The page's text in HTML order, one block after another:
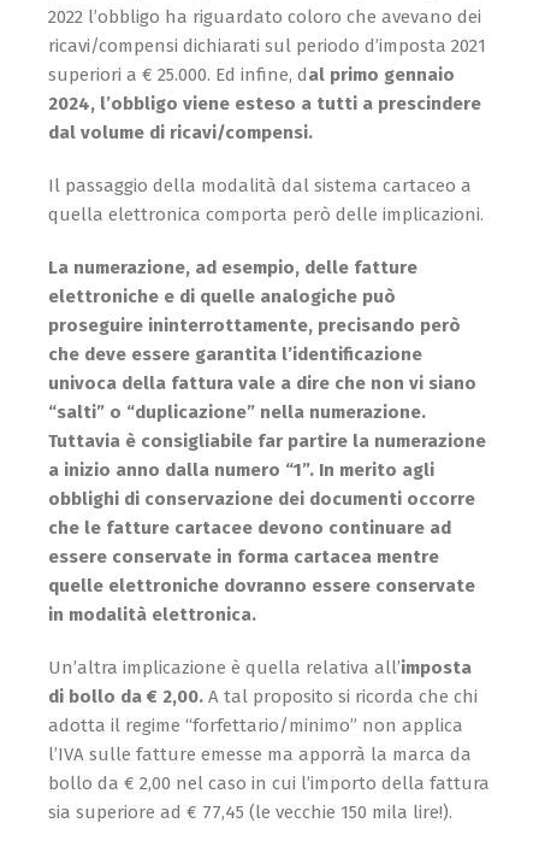
2022 l’obbligo ha riguardato coloro che avevano dei
ricavi/compensi dichiarati sul periodo d’imposta 2021
superiori a € 25.000. Ed infine, dal primo gennaio
2024, l’obbligo viene esteso a tutti a prescindere
dal volume di ricavi/compensi.
Il passaggio della modalità dal sistema cartaceo a
quella elettronica comporta però delle implicazioni.
La numerazione, ad esempio, delle fatture
elettroniche e di quelle analogiche può
proseguire ininterrottamente, precisando però
che deve essere garantita l’identificazione
univoca della fattura vale a dire che non vi siano
“salti” o “duplicazione” nella numerazione.
Tuttavia è consigliabile far partire la numerazione
a inizio anno dalla numero “1”. In merito agli
obblighi di conservazione dei documenti occorre
che le fatture cartacee devono continuare ad
essere conservate in forma cartacea mentre
quelle elettroniche dovranno essere conservate
in modalità elettronica.
Un’altra implicazione è quella relativa all’imposta
di bollo da € 2,00. A tal proposito si ricorda che chi
adotta il regime “forfettario/minimo” non applica
l’IVA sulle fatture emesse ma apporrà la marca da
bollo da € 2,00 nel caso in cui l’importo della fattura
sia superiore ad € 77,45 (le vecchie 150 mila lire!).